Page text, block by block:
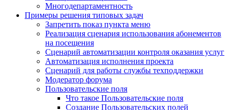
Многодепартаментность
Примеры решения типовых задач
Запретить показ пункта меню
Реализация сценария использования абонементов
на посещения
Сценарий автоматизации контроля оказания услуг
Автоматизация исполнения проекта
Сценарий для работы службы техподдержки
Модератор форума
Пользовательские поля
Что такое Пользовательские поля
Создание Пользовательских полей